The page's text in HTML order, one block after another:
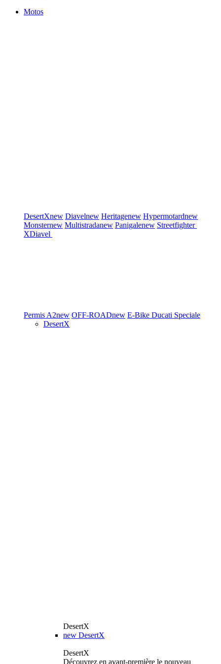
Motos
DesertXnew Diavelnew Heritagenew Hypermotardnew
Monsternew Multistradanew Panigalenew Streetfighter
XDiavel
Permis A2new OFF-ROADnew E-Bike Ducati Speciale
DesertX
DesertX
new DesertX
DesertX
Découvrez en avant-première le nouveau